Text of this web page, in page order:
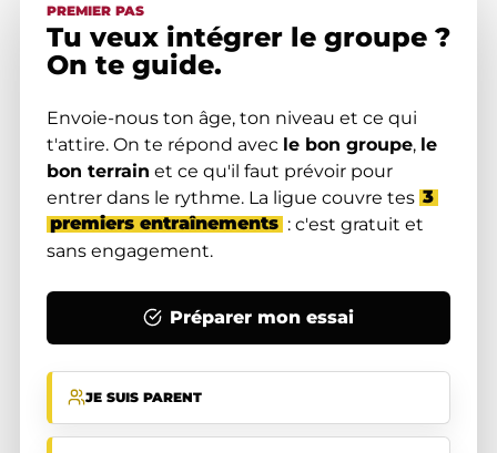
PREMIER PAS
Tu veux intégrer le groupe ?
On te guide.
Envoie-nous ton âge, ton niveau et ce qui
t'attire. On te répond avec le bon groupe, le
bon terrain et ce qu'il faut prévoir pour
entrer dans le rythme. La ligue couvre tes 3
premiers entraînements : c'est gratuit et
sans engagement.
Préparer mon essai
JE SUIS PARENT